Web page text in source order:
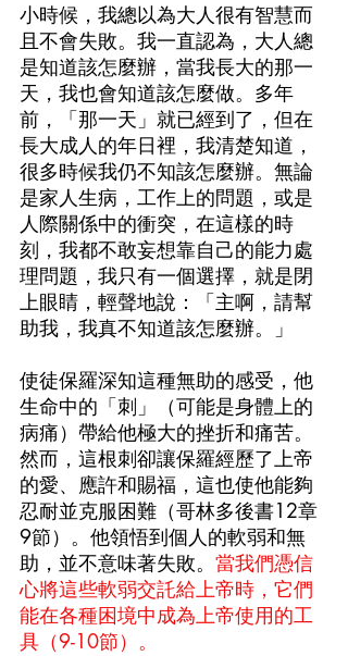
小時候，我總以為大人很有智慧而
且不會失敗。我一直認為，大人總
是知道該怎麼辦，當我長大的那一
天，我也會知道該怎麼做。多年
前，「那一天」就已經到了，但在
長大成人的年日裡，我清楚知道，
很多時候我仍不知該怎麼辦。無論
是家人生病，工作上的問題，或是
人際關係中的衝突，在這樣的時
刻，我都不敢妄想靠自己的能力處
理問題，我只有一個選擇，就是閉
上眼睛，輕聲地說：「主啊，請幫
助我，我真不知道該怎麼辦。」
使徒保羅深知這種無助的感受，他
生命中的「刺」（可能是身體上的
病痛）帶給他極大的挫折和痛苦。
然而，這根刺卻讓保羅經歷了上帝
的愛、應許和賜福，這也使他能夠
忍耐並克服困難（哥林多後書12章
9節）。他領悟到個人的軟弱和無
助，並不意味著失敗。 當我們憑信
心將這些軟弱交託給上帝時，它們
能在各種困境中成為上帝使用的工
具（9-10節）。